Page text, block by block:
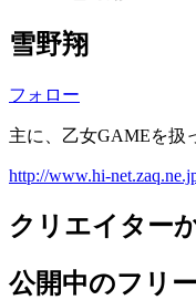
雪野翔
フォロー
主に、乙女GAMEを扱
http://www.hi-
クリエイター
公開中のフリ